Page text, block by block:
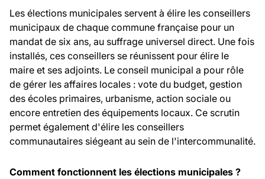
Les élections municipales servent à élire les conseillers
municipaux de chaque commune française pour un
mandat de six ans, au suffrage universel direct. Une fois
installés, ces conseillers se réunissent pour élire le
maire et ses adjoints. Le conseil municipal a pour rôle
de gérer les affaires locales : vote du budget, gestion
des écoles primaires, urbanisme, action sociale ou
encore entretien des équipements locaux. Ce scrutin
permet également d'élire les conseillers
communautaires siégeant au sein de l'intercommunalité.
Comment fonctionnent les élections municipales ?